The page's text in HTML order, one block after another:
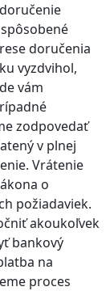
doručenia
vyzdvihol,
vám
zodpovedať
v plnej
Vrátenie
o
požiadaviek.
akoukoľvek
bankový
na
proces